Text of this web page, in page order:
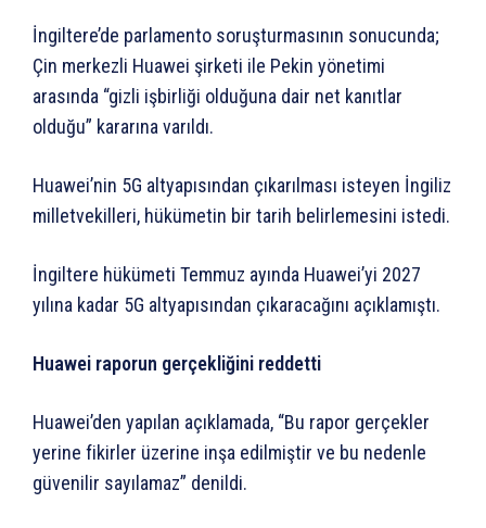
İngiltere’de parlamento soruşturmasının sonucunda;
Çin merkezli Huawei şirketi ile Pekin yönetimi
arasında “gizli işbirliği olduğuna dair net kanıtlar
olduğu” kararına varıldı.
Huawei’nin 5G altyapısından çıkarılması isteyen İngiliz
milletvekilleri, hükümetin bir tarih belirlemesini istedi.
İngiltere hükümeti Temmuz ayında Huawei’yi 2027
yılına kadar 5G altyapısından çıkaracağını açıklamıştı.
Huawei raporun gerçekliğini reddetti
Huawei’den yapılan açıklamada, “Bu rapor gerçekler
yerine fikirler üzerine inşa edilmiştir ve bu nedenle
güvenilir sayılamaz” denildi.